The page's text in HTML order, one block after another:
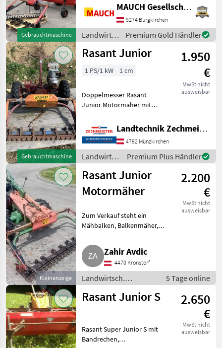
KATEGORIE
WÄHLEN
Landtechnik
11
MARKTPLATZ
Marktplatz Händlerangebote
Gebrauchtmaschine
Zylinderanzahl: 1 Zylinder,
Zwillingsräder,
Lenkbremse, Bandrechen
Hier wird ein sehr schöner
Rasant Motormäh
MAUCH Gesellschaft m.b.H. & Co.KG
5274 Burgkirchen
Landwirtsch.
Motorfahrzeuge
/ Rasant
Premium Gold Händler
Gebrauchtmaschine
Rasant Junior
1.950
€
MwSt nicht
ausweisbar
1 PS/1 kW 1 cm
Doppelmesser Rasant
Junior Motormäher mit
Motorfahrzeuge
Motormäher/-fräsen
Landtechnik Zechmeister GmbH & Co KG
4792 Münzkirchen
Landwirtsch.
Motorfahrzeuge
/ Rasant
Premium Plus Händler
Kleinanzeige
Rasant Junior
Motormäher
2.200
€
MwSt nicht
ausweisbar
Zum Verkauf steht ein
Mähbalken, Balkenmäher,
Mäher hat einen ca. 9 PS
starken 2-Takt-Motor von Rotax
und einen ca. 170 cm langen
Mähbalke
Zahir Avdic
4470 Kronstorf
Landwirtsch.
Motorfahrzeuge /
Motormäher/-fräsen
5 Tage online
Rasant Junior S
2.650
€
MwSt nicht
ausweisbar
Rasant Super Junior S mit
Bandrechen,